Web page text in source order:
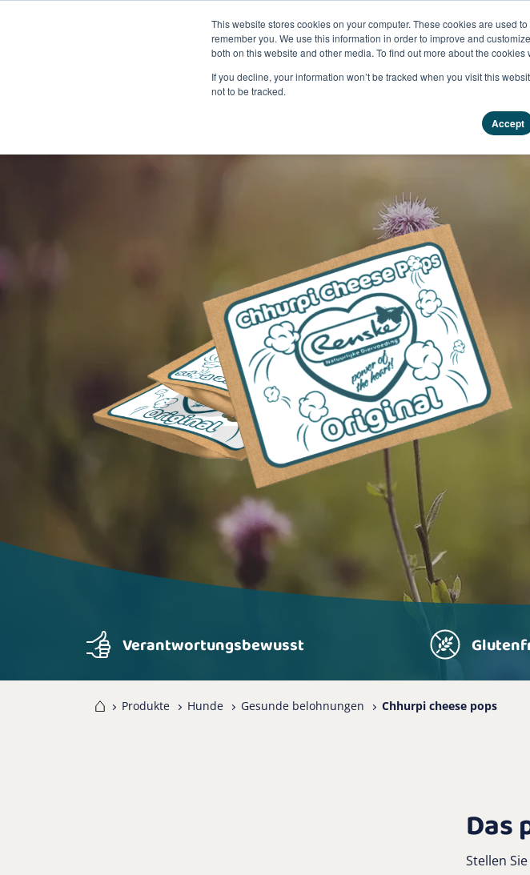
This website stores cookies on your computer. These cookies are used
remember you. We use this information in order to improve and
both on this website and other media. To find out more about the
If you decline, your information won’t be tracked when you visit this
not to be tracked.
Accept
Verantwortungsbewusst
Produkte Hunde Gesunde belohnungen Chhurpi cheese pops
Das
Stellen